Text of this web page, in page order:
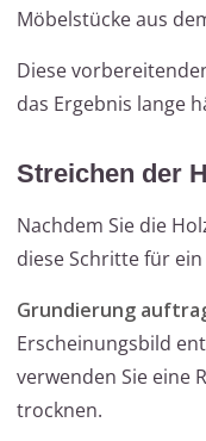
Möbelstücke aus
Diese
das Ergebnis lange
Streichen der
Nachdem Sie die
diese Schritte für
Grundierung
Erscheinungsbild
verwenden Sie eine
trocknen.